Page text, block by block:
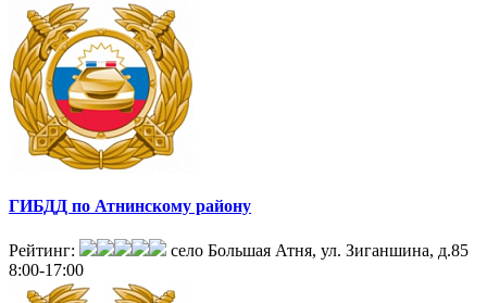
ГИБДД по Атнинскому району
Рейтинг:
село Большая Атня, ул. Зиганшина, д.85
8:00-17:00